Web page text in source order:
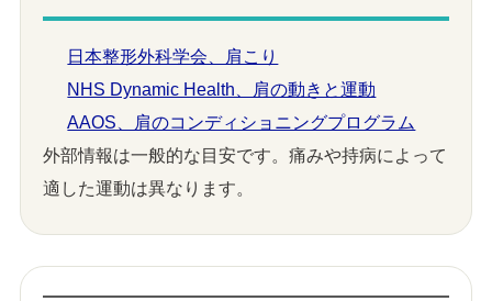
日本整形外科学会、肩こり
NHS Dynamic Health、肩の動きと運動
AAOS、肩のコンディショニングプログラム
外部情報は一般的な目安です。痛みや持病によって
適した運動は異なります。